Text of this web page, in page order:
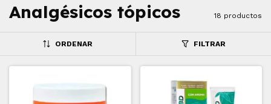
Analgésicos tópicos 18 productos
ORDENAR FILTRAR